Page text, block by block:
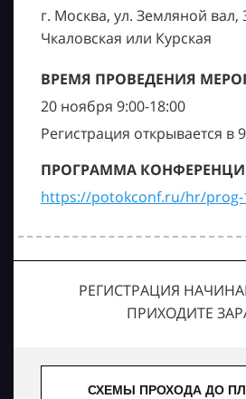
г. Москва, ул. Земляной вал,
Чкаловская или Курская
ВРЕМЯ ПРОВЕДЕНИЯ
20 ноября 9:00-18:00
Регистрация открывается в
ПРОГРАММА
https://potokconf.ru/hr/prog-
РЕГИСТРАЦИЯ
ПРИХОДИТЕ
СХЕМЫ ПРОХОДА ДО